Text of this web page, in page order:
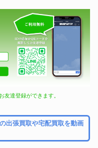
友達登録ができます。
出張買取や宅配買取を動画